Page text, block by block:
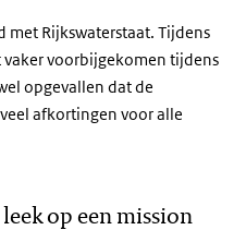
met Rijkswaterstaat. Tijdens
voorbijgekomen tijdens
opgevallen dat de
afkortingen voor alle
op een mission